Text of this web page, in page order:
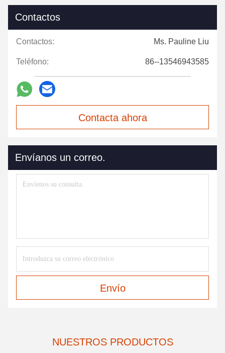
Contactos
Contactos: Ms. Pauline Liu
Teléfono: 86--13546943585
Contacta ahora
Envíanos un correo.
Envío
NUESTROS PRODUCTOS